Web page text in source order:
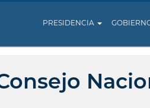
PRESIDENCIA